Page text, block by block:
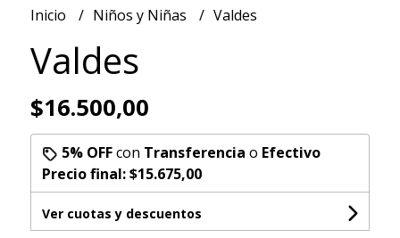
Inicio Niños y Niñas Valdes
Valdes
$16.500,00
5% OFFcon Transferencia o Efectivo
Precio final:$15.675,00
Ver cuotas y descuentos